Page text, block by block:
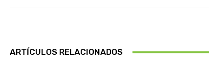
ARTÍCULOS RELACIONADOS